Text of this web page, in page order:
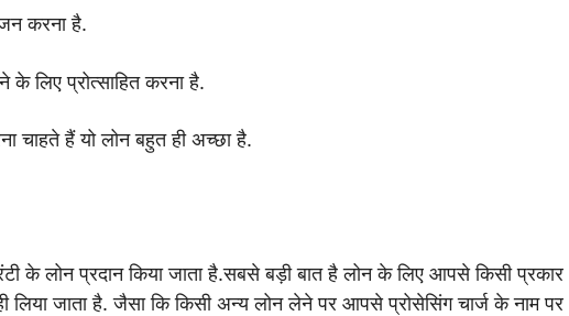
करना है.
लिए प्रोत्साहित करना है.
चाहते हैं यो लोन बहुत ही अच्छा है.
के लोन प्रदान किया जाता है.सबसे बड़ी बात है लोन के लिए आपसे किसी प्रकार
लिया जाता है. जैसा कि किसी अन्य लोन लेने पर आपसे प्रोसेसिंग चार्ज के नाम पर